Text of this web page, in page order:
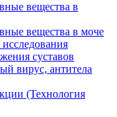
вещества в
вещества в моче
суставов
вирус, антитела
(Технология